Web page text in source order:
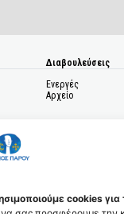
cookies
Διαβουλεύσεις
Ενεργές
Αρχείο